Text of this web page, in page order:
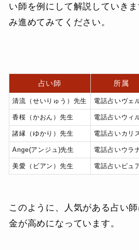
い師を例にして解説していき
み進めてみてください。
占い師 所属
清流（せいりゅう）先生 電話占いヴェ
香桜（かおん）先生 電話占いウィ
諸縁（ゆかり）先生 電話占いカリ
Ange(アンジュ)先生 電話占いウラ
美愛（ビアン）先生 電話占いピュ
このように、人気がある占い
金が高めになっています。